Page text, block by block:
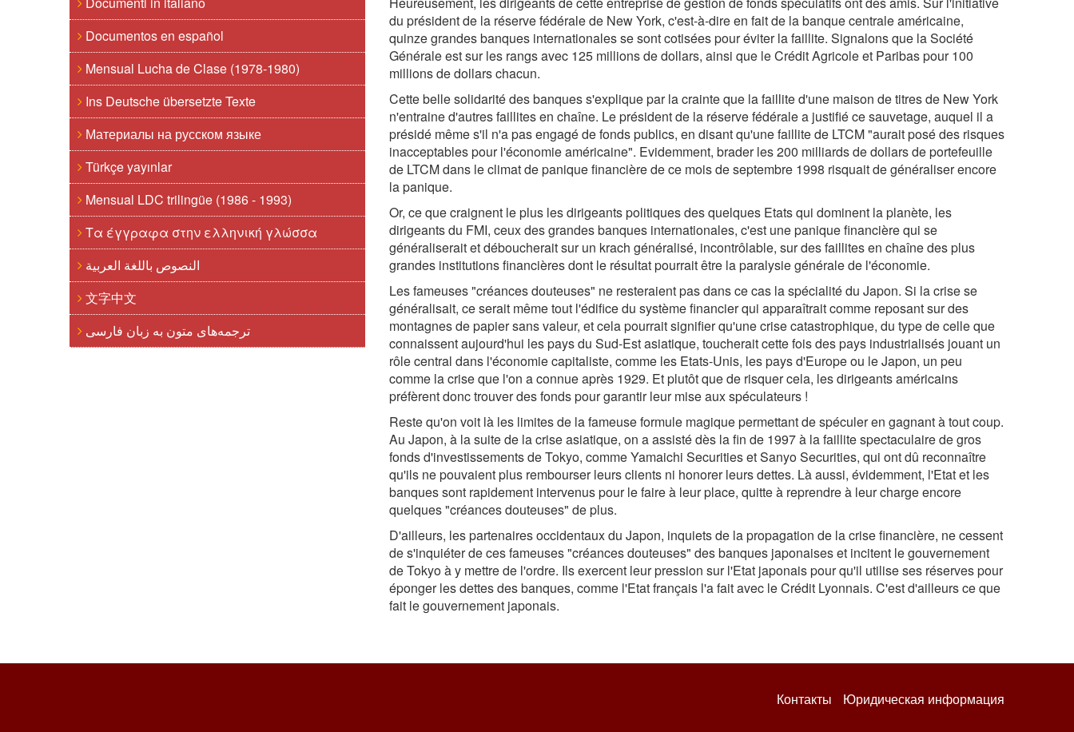
Documentos en español
Mensual Lucha de Clase (1978-1980)
Ins Deutsche übersetzte Texte
Материалы на русском языке
Türkçe yayınlar
Mensual LDC trilingüe (1986 - 1993)
Τα έγγραφα στην ελληνική γλώσσα
النصوص باللغة العربية
文字中文
ترجمه‌های متون به زبان فارسی
du président de la réserve fédérale de New York, c'est-à-dire en fait de la banque centrale américaine,
quinze grandes banques internationales se sont cotisées pour éviter la faillite. Signalons que la Société
Générale est sur les rangs avec 125 millions de dollars, ainsi que le Crédit Agricole et Paribas pour 100
millions de dollars chacun.
Cette belle solidarité des banques s'explique par la crainte que la faillite d'une maison de titres de New York
n'entraine d'autres faillites en chaîne. Le président de la réserve fédérale a justifié ce sauvetage, auquel il a
présidé même s'il n'a pas engagé de fonds publics, en disant qu'une faillite de LTCM "aurait posé des risques
inacceptables pour l'économie américaine". Evidemment, brader les 200 milliards de dollars de portefeuille
de LTCM dans le climat de panique financière de ce mois de septembre 1998 risquait de généraliser encore
la panique.
Or, ce que craignent le plus les dirigeants politiques des quelques Etats qui dominent la planète, les
dirigeants du FMI, ceux des grandes banques internationales, c'est une panique financière qui se
généraliserait et déboucherait sur un krach généralisé, incontrôlable, sur des faillites en chaîne des plus
grandes institutions financières dont le résultat pourrait être la paralysie générale de l'économie.
Les fameuses "créances douteuses" ne resteraient pas dans ce cas la spécialité du Japon. Si la crise se
généralisait, ce serait même tout l'édifice du système financier qui apparaîtrait comme reposant sur des
montagnes de papier sans valeur, et cela pourrait signifier qu'une crise catastrophique, du type de celle que
connaissent aujourd'hui les pays du Sud-Est asiatique, toucherait cette fois des pays industrialisés jouant un
rôle central dans l'économie capitaliste, comme les Etats-Unis, les pays d'Europe ou le Japon, un peu
comme la crise que l'on a connue après 1929. Et plutôt que de risquer cela, les dirigeants américains
préfèrent donc trouver des fonds pour garantir leur mise aux spéculateurs !
Reste qu'on voit là les limites de la fameuse formule magique permettant de spéculer en gagnant à tout coup.
Au Japon, à la suite de la crise asiatique, on a assisté dès la fin de 1997 à la faillite spectaculaire de gros
fonds d'investissements de Tokyo, comme Yamaichi Securities et Sanyo Securities, qui ont dû reconnaître
qu'ils ne pouvaient plus rembourser leurs clients ni honorer leurs dettes. Là aussi, évidemment, l'Etat et les
banques sont rapidement intervenus pour le faire à leur place, quitte à reprendre à leur charge encore
quelques "créances douteuses" de plus.
D'ailleurs, les partenaires occidentaux du Japon, inquiets de la propagation de la crise financière, ne cessent
de s'inquiéter de ces fameuses "créances douteuses" des banques japonaises et incitent le gouvernement
de Tokyo à y mettre de l'ordre. Ils exercent leur pression sur l'Etat japonais pour qu'il utilise ses réserves pour
éponger les dettes des banques, comme l'Etat français l'a fait avec le Crédit Lyonnais. C'est d'ailleurs ce que
fait le gouvernement japonais.
Контакты Юридическая информация